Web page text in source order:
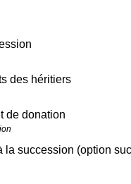
des héritiers
de donation
la succession (option